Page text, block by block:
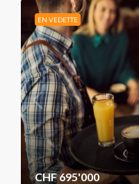
EN VEDETTE
CHF 695'000